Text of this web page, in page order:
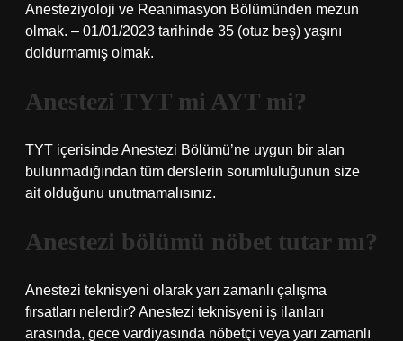
Anesteziyoloji ve Reanimasyon Bölümünden mezun
olmak. – 01/01/2023 tarihinde 35 (otuz beş) yaşını
doldurmamış olmak.
Anestezi TYT mi AYT mi?
TYT içerisinde Anestezi Bölümü’ne uygun bir alan
bulunmadığından tüm derslerin sorumluluğunun size
ait olduğunu unutmamalısınız.
Anestezi bölümü nöbet tutar mı?
Anestezi teknisyeni olarak yarı zamanlı çalışma
fırsatları nelerdir? Anestezi teknisyeni iş ilanları
arasında, gece vardiyasında nöbetçi veya yarı zamanlı